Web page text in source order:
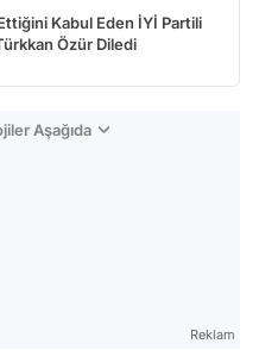
Kabul Eden İYİ Partili
Özür Diledi
Aşağıda
Reklam